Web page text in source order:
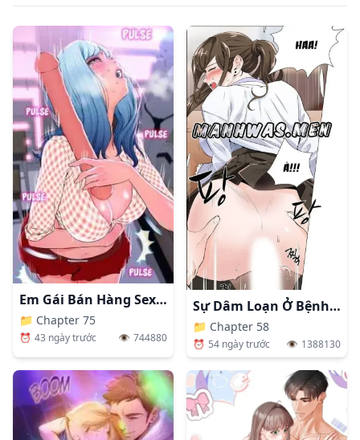
Em Gái Bán Hàng Sextoy
📁 Chapter 75
⏰ 43 ngày trước 👁️ 744880
Sự Dâm Loạn Ở Bệnh Viện
📁 Chapter 58
⏰ 54 ngày trước 👁️ 1388130